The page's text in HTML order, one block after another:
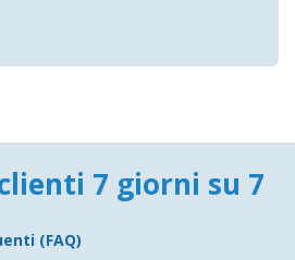
7 giorni su 7
(FAQ)